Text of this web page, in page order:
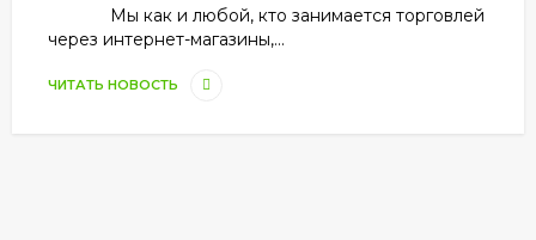
Мы как и любой, кто занимается торговлей
через интернет-магазины,...
ЧИТАТЬ НОВОСТЬ